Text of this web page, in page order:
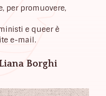
per promuovere,
e queer è
e-mail.
Borghi